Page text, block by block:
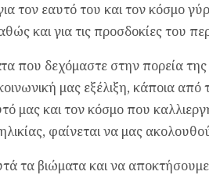
τον εαυτό του και τον κόσμο
και για τις προσδοκίες του
που δεχόμαστε στην πορεία
μας εξέλιξη, κάποια
μας και τον κόσμο που
φαίνεται να μας
τα βιώματα και να